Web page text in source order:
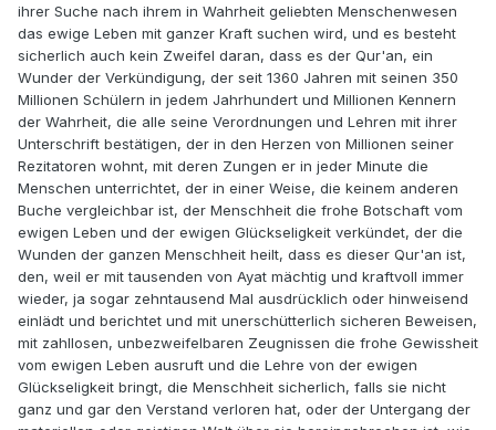
ihrer Suche nach ihrem in Wahrheit geliebten Menschenwesen
das ewige Leben mit ganzer Kraft suchen wird, und es besteht
sicherlich auch kein Zweifel daran, dass es der Qur'an, ein
Wunder der Verkündigung, der seit 1360 Jahren mit seinen 350
Millionen Schülern in jedem Jahrhundert und Millionen Kennern
der Wahrheit, die alle seine Verordnungen und Lehren mit ihrer
Unterschrift bestätigen, der in den Herzen von Millionen seiner
Rezitatoren wohnt, mit deren Zungen er in jeder Minute die
Menschen unterrichtet, der in einer Weise, die keinem anderen
Buche vergleichbar ist, der Menschheit die frohe Botschaft vom
ewigen Leben und der ewigen Glückseligkeit verkündet, der die
Wunden der ganzen Menschheit heilt, dass es dieser Qur'an ist,
den, weil er mit tausenden von Ayat mächtig und kraftvoll immer
wieder, ja sogar zehntausend Mal ausdrücklich oder hinweisend
einlädt und berichtet und mit unerschütterlich sicheren Beweisen,
mit zahllosen, unbezweifelbaren Zeugnissen die frohe Gewissheit
vom ewigen Leben ausruft und die Lehre von der ewigen
Glückseligkeit bringt, die Menschheit sicherlich, falls sie nicht
ganz und gar den Verstand verloren hat, oder der Untergang der